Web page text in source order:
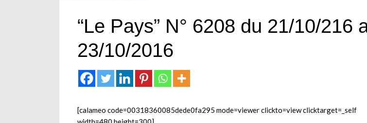
“Le Pays” N° 6208 du 21/10/216
23/10/2016
[calameo code=00318360085dede0fa295 mode=viewer clickto=view clicktarget=_self